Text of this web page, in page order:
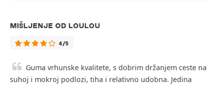
MIŠLJENJE OD LOULOU
4/5
Guma vrhunske kvalitete, s dobrim držanjem ceste na
suhoj i mokroj podlozi, tiha i relativno udobna. Jedina